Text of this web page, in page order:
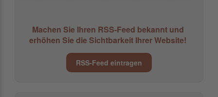
Machen Sie Ihren RSS-Feed bekannt und
erhöhen Sie die Sichtbarkeit Ihrer Website!
RSS-Feed eintragen